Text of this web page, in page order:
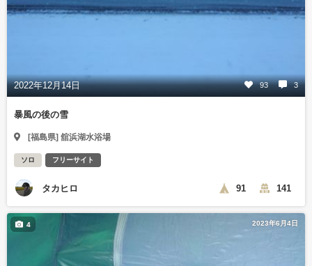
2022年12月14日 93 3
暴風の後の雪
[福島県] 舘浜湖水浴場
ソロ フリーサイト
タカヒロ 91 141
2023年6月4日
4